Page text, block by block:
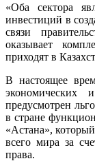
«Оба сектора
инвестиций в
связи
оказывает
приходят в
В настоящее
предусмотрен
в стране
«Астана»,
всего мира за
права.